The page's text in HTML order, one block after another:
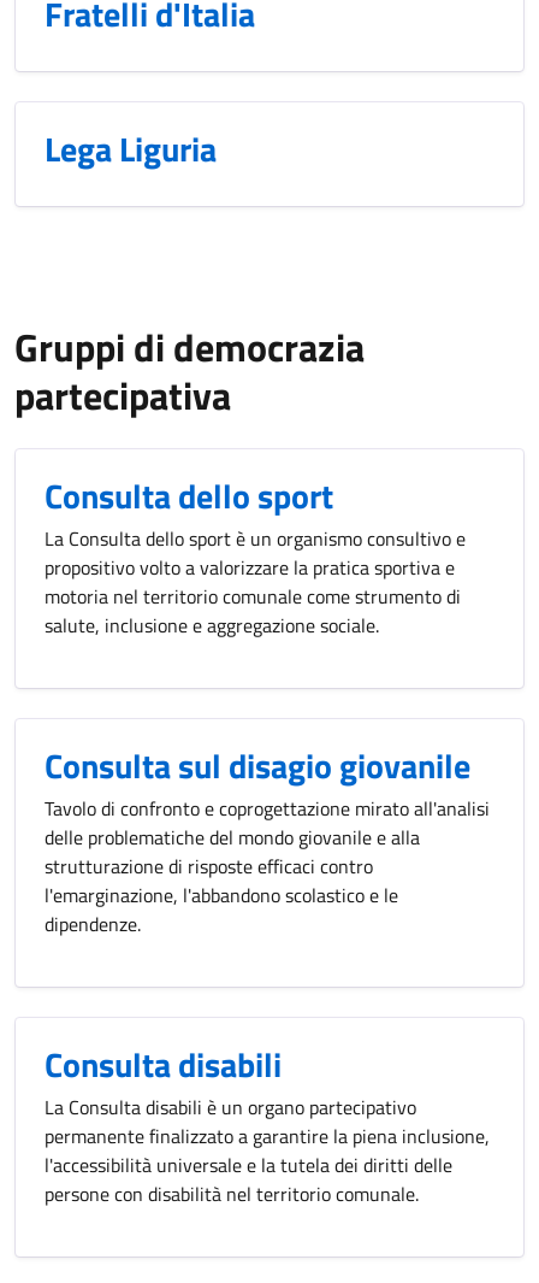
Fratelli d'Italia
Lega Liguria
Gruppi di democrazia
partecipativa
Consulta dello sport
La Consulta dello sport è un organismo consultivo e
propositivo volto a valorizzare la pratica sportiva e
motoria nel territorio comunale come strumento di
salute, inclusione e aggregazione sociale.
Consulta sul disagio giovanile
Tavolo di confronto e coprogettazione mirato all'analisi
delle problematiche del mondo giovanile e alla
strutturazione di risposte efficaci contro
l'emarginazione, l'abbandono scolastico e le
dipendenze.
Consulta disabili
La Consulta disabili è un organo partecipativo
permanente finalizzato a garantire la piena inclusione,
l'accessibilità universale e la tutela dei diritti delle
persone con disabilità nel territorio comunale.